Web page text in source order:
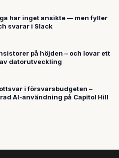
har inget ansikte — men fyller
svarar i Slack
på höjden – och lovar ett
datorutveckling
i försvarsbudgeten –
AI-användning på Capitol Hill